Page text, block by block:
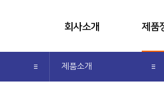
회사소개 제품
제품소개